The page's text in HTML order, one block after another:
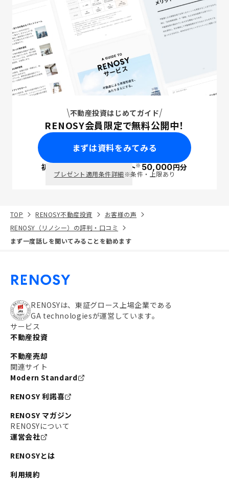
不動産投資はじめてガイド
RENOSY会員限定で無料公開中！
まずは資料をみてみる
初回面談で ポイント※50,000円分
プレゼント適用条件詳細※条件・上限あり
TOP RENOSY不動産投資
お客様の声
RENOSY（リノシー）の評判・口コミ
まず一度話しを聞いてみることを勧めます
RENOSYは、東証グロース上場企業である
GA technologiesが運営しています。
サービス
不動産投資
不動産売却
関連サイト
Modern Standard
RENOSY 利諾喜
RENOSY マガジン
RENOSYについて
運営会社
RENOSYとは
利用規約